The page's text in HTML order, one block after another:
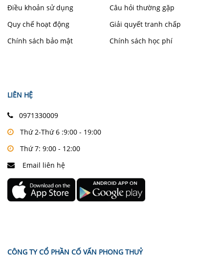
Điều khoản sử dụng
Quy chế hoạt động
Chính sách bảo mật
Câu hỏi thường gặp
Giải quyết tranh chấp
Chính sách học phí
LIÊN HỆ
0971330009
Thứ 2-Thứ 6 :9:00 - 19:00
Thứ 7: 9:00 - 12:00
Email liên hệ
CÔNG TY CỔ PHẦN CỐ VẤN PHONG THUỶ